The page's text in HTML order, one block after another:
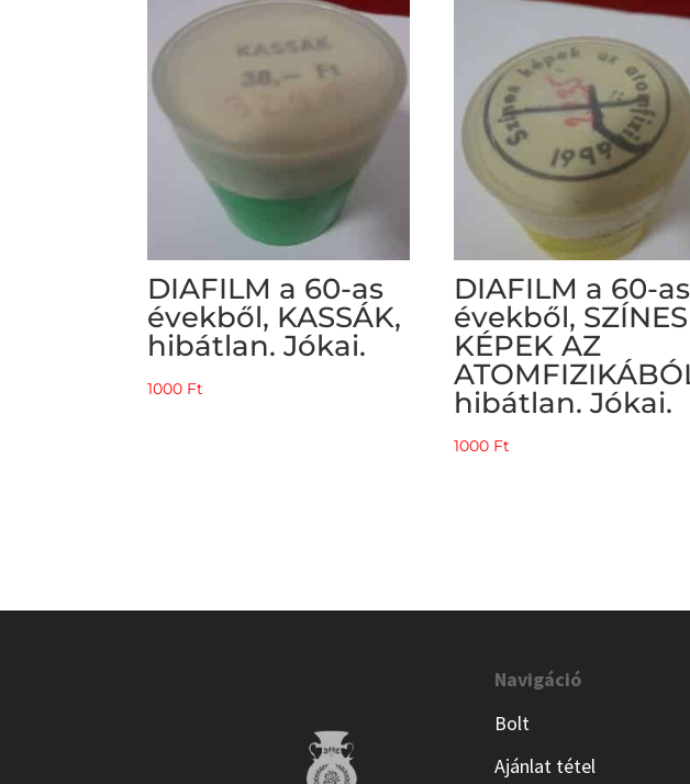
DIAFILM a 60-as
évekből, KASSÁK,
hibátlan. Jókai.
1000 Ft
DIAFILM a 60-as
évekből, SZÍNES
KÉPEK AZ
hibátlan. Jókai.
1000 Ft
Navigáció
Bolt
Ajánlat tétel